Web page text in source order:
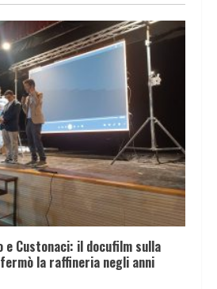
e Custonaci: il docufilm sulla
la raffineria negli anni